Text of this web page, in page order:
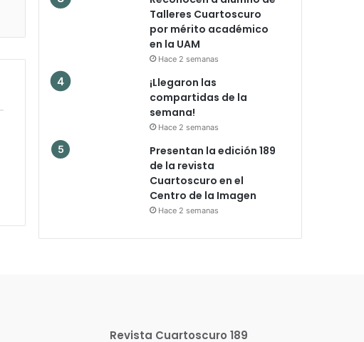
Talleres Cuartoscuro
por mérito académico
en la UAM
Hace 2 semanas
¡Llegaron las
compartidas de la
semana!
Hace 2 semanas
Presentan la edición 189
de la revista
Cuartoscuro en el
Centro de la Imagen
Hace 2 semanas
Revista Cuartoscuro 189